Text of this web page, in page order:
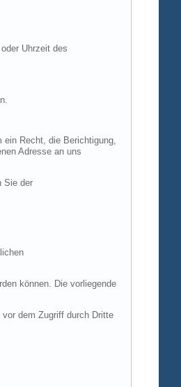
Uhrzeit des
Recht, die Berichtigung,
Adresse an uns
Sie der
können. Die vorliegende
dem Zugriff durch Dritte